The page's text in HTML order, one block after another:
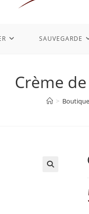
SAUVEGARDE
Crème
> Boutique